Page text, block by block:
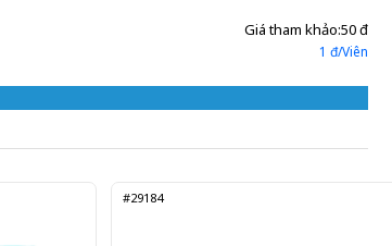
Giá tham khảo:50 đ
1 đ/Viên
#29184